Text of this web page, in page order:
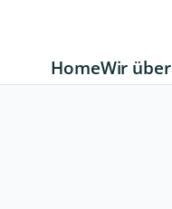
HomeWir